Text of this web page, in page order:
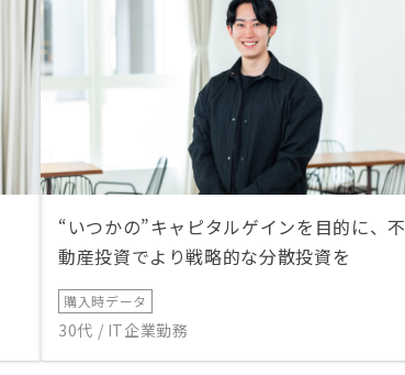
“いつかの”キャピタルゲインを目的に、不
動産投資でより戦略的な分散投資を
購入時データ
30代 / IT企業勤務